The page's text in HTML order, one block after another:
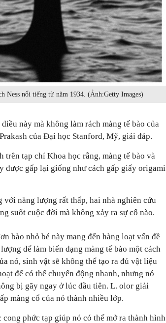
Ness nổi tiếng từ năm 1934. (Ảnh:Getty Images)
này mà không làm rách màng tế bào của
của Đại học Stanford, Mỹ, giải đáp.
trên tạp chí Khoa học rằng, màng tế bào và
được gấp lại giống như cách gấp giấy origami
với năng lượng rất thấp, hai nhà nghiên cứu
suốt cuộc đời mà không xảy ra sự cố nào.
bào nhỏ bé này mang đến hàng loạt vấn đề
để làm biến dạng màng tế bào một cách
nó, sinh vật sẽ không thể tạo ra đủ vật liệu
để có thể chuyển động nhanh, nhưng nó
bị gãy ngay ở lúc đầu tiên. L. olor giải
màng cổ của nó thành nhiều lớp.
phức tạp giúp nó có thể mở ra thành hình